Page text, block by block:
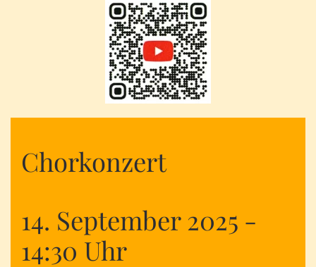
Chorkonzert
14. September 2025 -
14:30 Uhr